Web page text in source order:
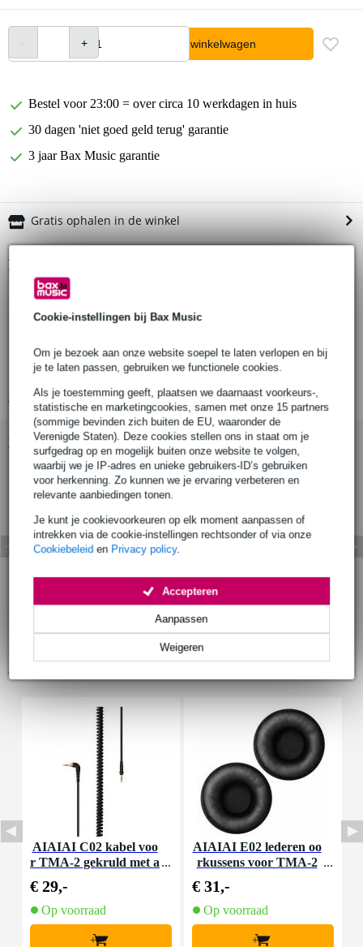
Cookie-instellingen bij Bax Music
Om je bezoek aan onze website soepel te laten verlopen en bij
je te laten passen, gebruiken we functionele cookies.
Als je toestemming geeft, plaatsen we daarnaast voorkeurs-,
statistische en marketingcookies, samen met onze 15 partners
(sommige bevinden zich buiten de EU, waaronder de
Verenigde Staten). Deze cookies stellen ons in staat om je
surfgedrag op en mogelijk buiten onze website te volgen,
waarbij we je IP-adres en unieke gebruikers-ID’s gebruiken
voor herkenning. Zo kunnen we je ervaring verbeteren en
relevante aanbiedingen tonen.
Je kunt je cookievoorkeuren op elk moment aanpassen of
intrekken via de cookie-instellingen rechtsonder of via onze
Cookiebeleid en Privacy policy.
Weigeren
Aanpassen
Accepteren
In winkelwagen
Bestel voor 23:00 = over circa 10 werkdagen in huis
30 dagen 'niet goed geld terug' garantie
3 jaar Bax Music garantie
Gratis ophalen in de winkel
Productinformatie
AIAIAI H03
hoofdband voor TMA-2 koptelefoons
nylon
PU lederen hoofdkussen
Bekijk alle productspecificaties
Bekijk ook eens (3)
AIAIAI C02 kabel voo
r TMA-2 gekruld met a
€ 29,-
Op voorraad
+
AIAIAI E02 lederen oo
rkussens voor TMA-2
€ 31,-
Op voorraad
+